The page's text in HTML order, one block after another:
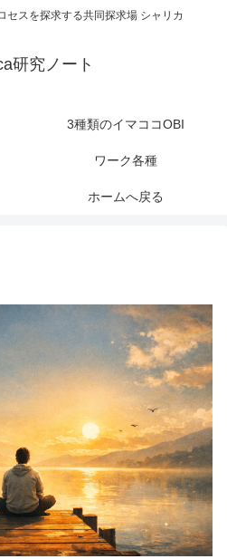
セスを探求する共同探求場 シャリカ
研究ノート
3種類のイマココOBI
ワーク各種
ホームへ戻る